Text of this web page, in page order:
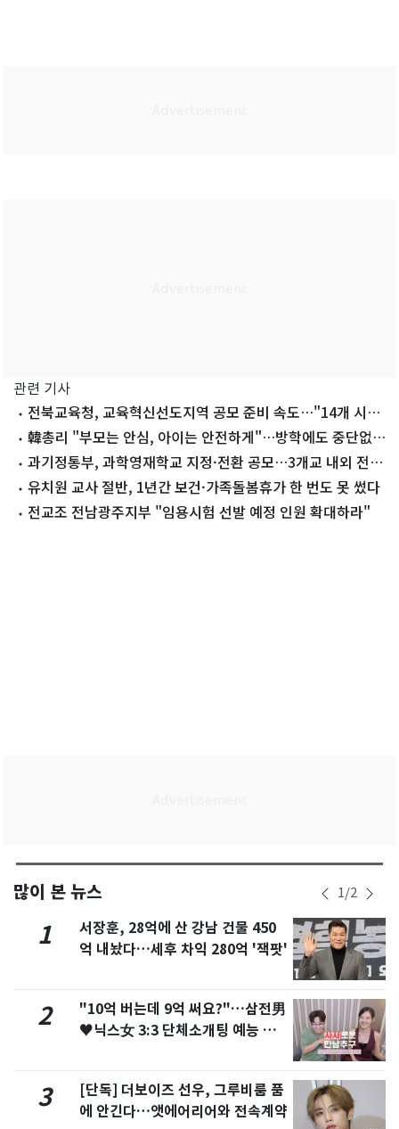
관련 기사
전북교육청, 교육혁신선도지역 공모 준비 속도…"14개 시군
모두 참여"
韓총리 "부모는 안심, 아이는 안전하게"…방학에도 중단없는
돌봄 강조
과기정통부, 과학영재학교 지정·전환 공모…3개교 내외 전환
예정유치원 교사 절반, 1년간 보건·가족돌봄휴가 한 번도 못 썼다
전교조 전남광주지부 "임용시험 선발 예정 인원 확대하라"
많이 본 뉴스 1/2
1
서장훈, 28억에 산 강남 건물 450
억 내놨다…세후 차익 280억 '잭팟'
2
"10억 버는데 9억 써요?"…삼전男
♥닉스女 3:3 단체소개팅 예능 화
3
[단독] 더보이즈 선우, 그루비룸 품
에 안긴다…앳에어리어와 전속계약